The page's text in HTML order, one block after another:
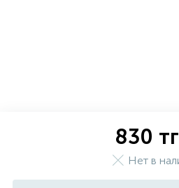
830 тг
Нет в